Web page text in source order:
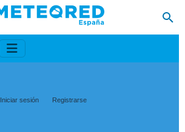
Iniciar sesión Registrarse